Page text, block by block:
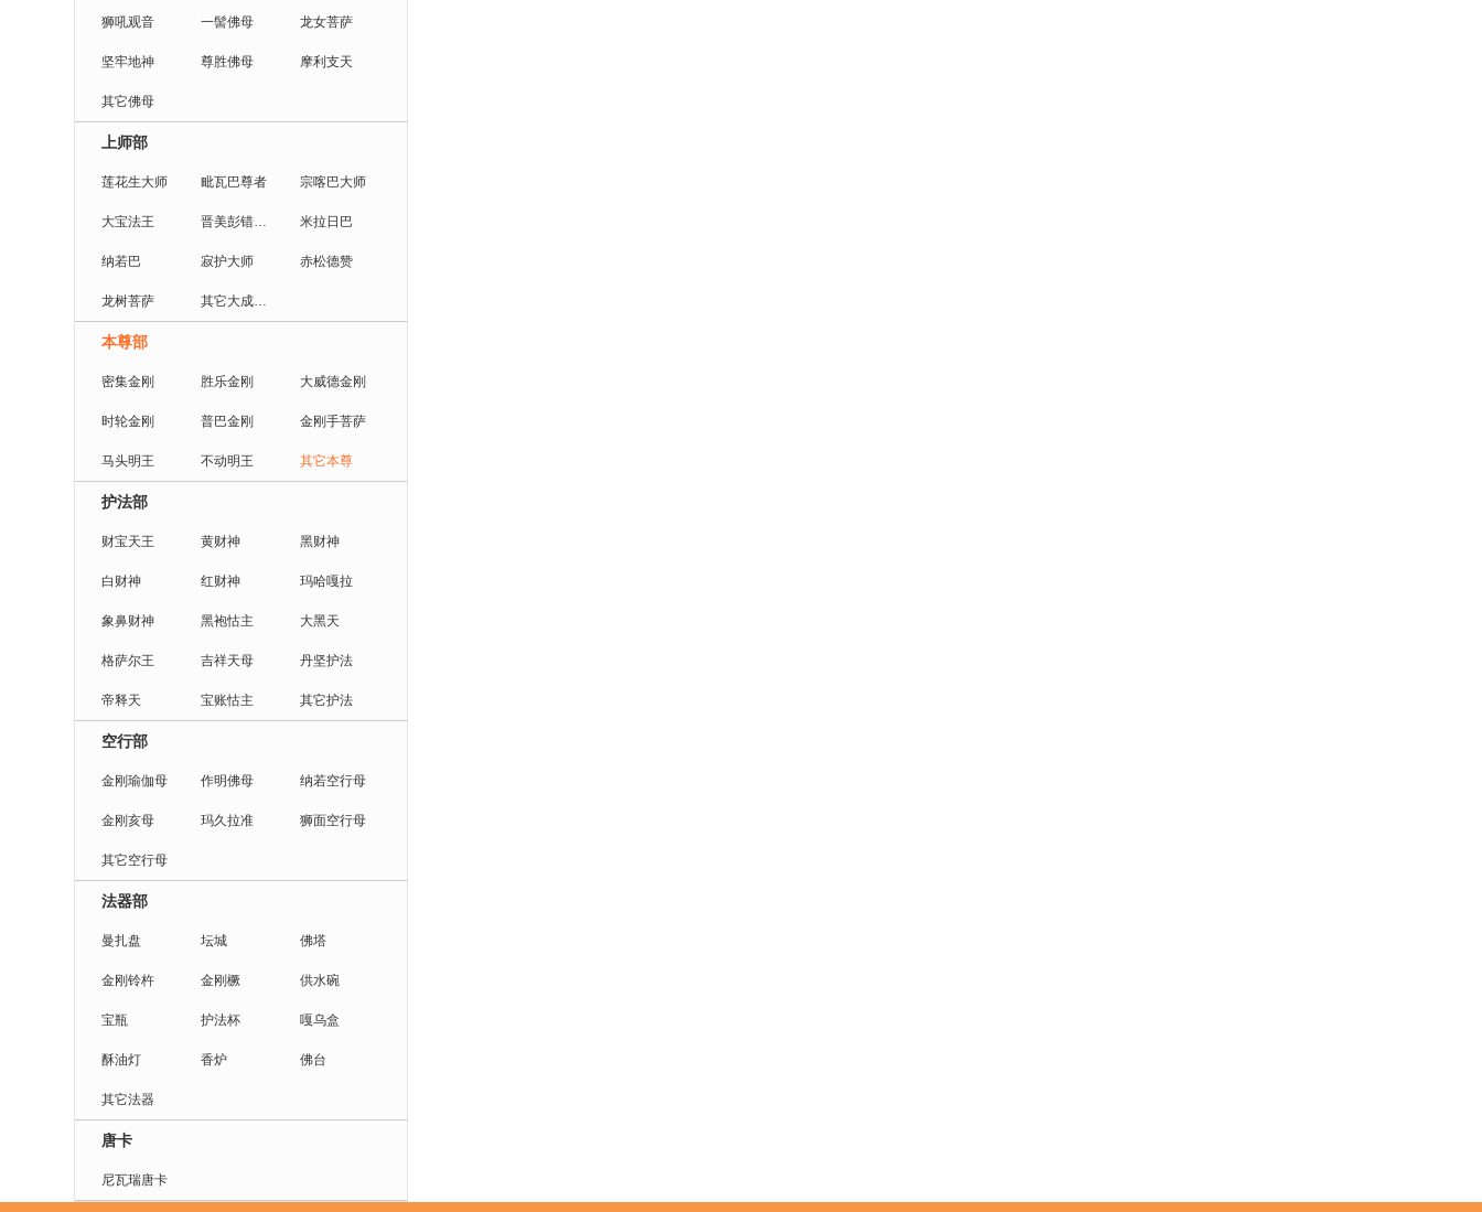
狮吼观音 一髻佛母 龙女菩萨
坚牢地神 尊胜佛母 摩利支天
其它佛母
上师部
莲花生大师 毗瓦巴尊者 宗喀巴大师
大宝法王 米拉日巴
纳若巴 寂护大师 赤松德赞
龙树菩萨
本尊部
密集金刚 胜乐金刚 大威德金刚
时轮金刚 普巴金刚 金刚手菩萨
马头明王 不动明王 其它本尊
护法部
财宝天王 黄财神 黑财神
白财神 红财神 玛哈嘎拉
象鼻财神 黑袍怙主 大黑天
格萨尔王 吉祥天母 丹坚护法
帝释天 宝账怙主 其它护法
空行部
金刚瑜伽母 作明佛母 纳若空行母
金刚亥母 玛久拉准 狮面空行母
其它空行母
法器部
曼扎盘 坛城 佛塔
金刚铃杵 金刚橛 供水碗
宝瓶 护法杯 嘎乌盒
酥油灯 香炉 佛台
其它法器
唐卡
尼瓦瑞唐卡